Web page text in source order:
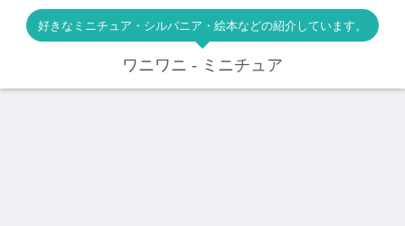
好きなミニチュア・シルバニア・絵本などの紹介しています。
ワニワニ - ミニチュア